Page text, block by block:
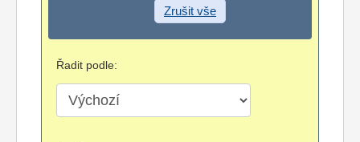
Zrušit vše
Řadit podle: